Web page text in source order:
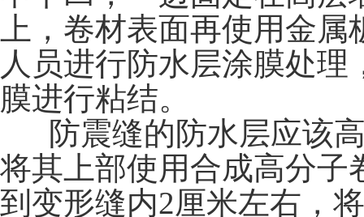
上，卷材表面再使用金
人员进行防水层涂膜处
膜进行粘结。
防震缝的防水层应该高
将其上部使用合成高分子
到变形缝内2厘米左右，